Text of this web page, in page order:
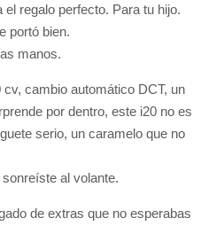
regalo perfecto. Para tu hijo.
portó bien.
manos.
cambio automático DCT, un
por dentro, este i20 no es
serio, un caramelo que no
al volante.
de extras que no esperabas